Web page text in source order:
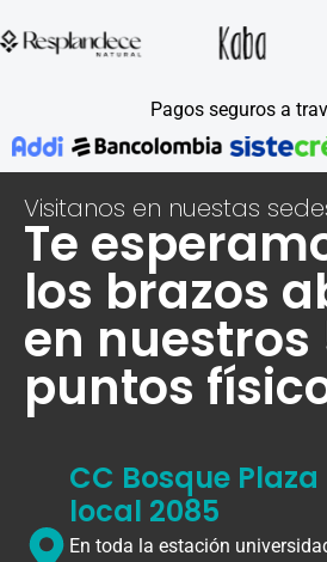
Pagos seguros a
Visitanos en nuestas
Te
los brazos
en nuestros
puntos
CC Bosque Plaza
local 2085
En toda la estación